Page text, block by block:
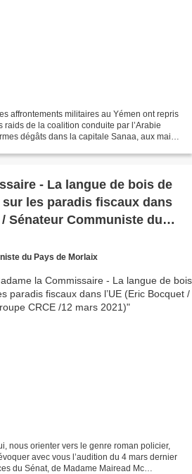
affrontements militaires au Yémen ont repris
raids de la coalition conduite par l’Arabie
dégâts dans la capitale Sanaa, aux mains
- La langue de bois de
sur les paradis fiscaux dans
2021)
du Pays de Morlaix
nous orienter vers le genre roman policier,
avec vous l’audition du 4 mars dernier
du Sénat, de Madame Mairead Mc